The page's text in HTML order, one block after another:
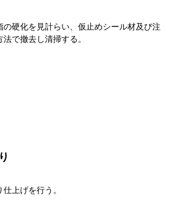
の硬化を見計らい、仮止めシール材及び注
で撤去し清掃する。
上げを行う。